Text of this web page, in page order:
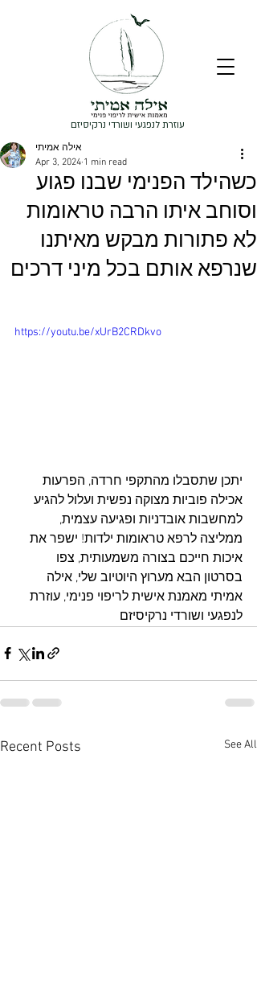
עוזרת לנפגעי ושורדי נרקיסיזם
כשהילד הפנימי שבנו פגוע
וסוחב איתו הרבה טראומות
לא פתורות מבקש מאיתנו
שנרפא אותם בכל מיני דרכים
אילה אמיתי
Apr 3, 2024 1 min read
https://youtu.be/xUrB2CRDkvo
יתכן שתסבלו מהתקפי חרדה, הפרעות
אכילה פוביות מצוקה נפשית ועלול להגיע
למחשבות אובדניות ופגיעה עצמית,
ממליצה לרפא טראומות ילדות! ישפר את
איכות חייכם בצורה משמעותית, צפו
בסרטון הבא מערוץ היוטיוב שלי, אילה
אמיתי מאמנת אישית לריפוי פנימי, עוזרת
לנפגעי ושורדי נרקיסיזם
Recent Posts See All